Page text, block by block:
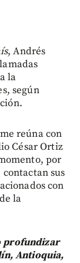
, Andrés
la
según
reúna con
César Ortiz
por
sus
con
la
profundizar
Antioquia,